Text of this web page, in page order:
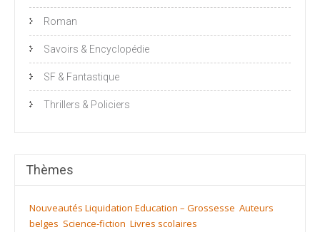
Roman
Savoirs & Encyclopédie
SF & Fantastique
Thrillers & Policiers
Thèmes
Nouveautés Liquidation Education – Grossesse Auteurs
belges Science-fiction Livres scolaires